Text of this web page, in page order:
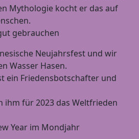
Mythologie kocht er das auf
gebrauchen
Neujahrsfest und wir
Wasser Hasen.
ein Friedensbotschafter und
ihm für 2023 das Weltfrieden
Year im Mondjahr